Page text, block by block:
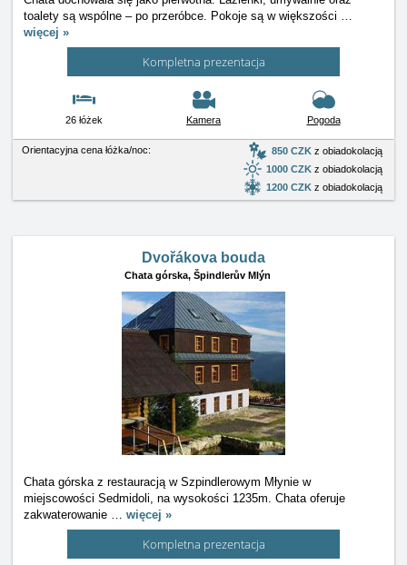
toalety są wspólne – po przeróbce. Pokoje są w większości …
więcej »
Kompletna prezentacja
26 łóżek Kamera Pogoda
Orientacyjna cena łóżka/noc: 850 CZK z obiadokolacją
1000 CZK z obiadokolacją
1200 CZK z obiadokolacją
Dvořákova bouda
Chata górska, Špindlerův Mlýn
Chata górska z restauracją w Szpindlerowym Młynie w
miejscowości Sedmidoli, na wysokości 1235m. Chata oferuje
zakwaterowanie … więcej »
Kompletna prezentacja